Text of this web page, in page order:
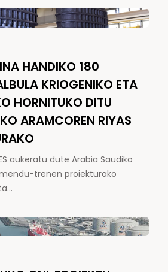
HANDIKO 180
KRIOGENIKO ETA
HORNITUKO DITU
ARAMCOREN RIYAS
aukeratu dute Arabia Saudiko
trenen proiekturako